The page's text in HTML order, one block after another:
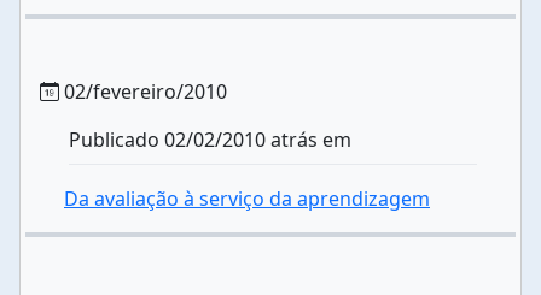
02/fevereiro/2010
Publicado 02/02/2010 atrás em
Da avaliação à serviço da aprendizagem